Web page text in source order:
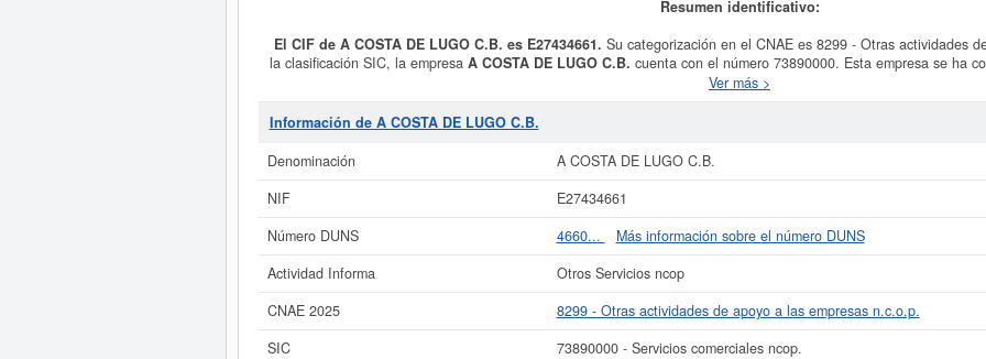
Resumen identificativo:
El CIF de A COSTA DE LUGO C.B. es E27434661. Su categorización en el CNAE es 8299 - Otras actividades
la clasificación SIC, la empresa A COSTA DE LUGO C.B. cuenta con el número 73890000. Esta empresa se ha
veces. La última consulta ha sido el 19/03/2026. Esta compañia puede solicitar alguna subvención y para
esta misma web.
Si está interesado en conocer más datos de la empresa A COSTA DE LUGO C.B. puede
COSTA DE LUGO C.B. y consultar los resultados de sus años de actividad, así como los balances y
La última actualización del informe de empresa se ha realizado el 27/05/2025.
Ver más >
Información de A COSTA DE LUGO C.B.
Denominación
A COSTA DE LUGO C.B.
NIF
E27434661
Número DUNS
4660...
Más información sobre el número DUNS
Actividad Informa
Otros Servicios ncop
CNAE 2025
8299 - Otras actividades de apoyo a las empresas n.c.o.p.
SIC
73890000 - Servicios comerciales ncop.